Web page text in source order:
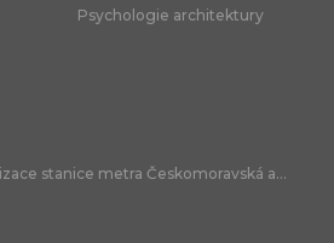
Psychologie architektury
stanice metra Českomoravská a...